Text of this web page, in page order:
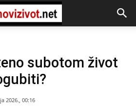
subotom život
2026., 00:16